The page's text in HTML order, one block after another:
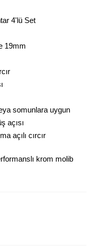
4'lü Set
19mm
somunlara uygun
açısı
açılı cırcır
krom molib